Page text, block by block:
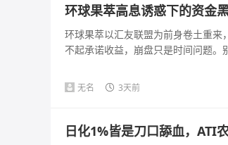
环球果萃高息诱惑下的资金
环球果萃以汇友联盟为前身卷土重
不起承诺收益，崩盘只是时间问题。
无名 3天前
日化1%皆是刀口舔血，ATI